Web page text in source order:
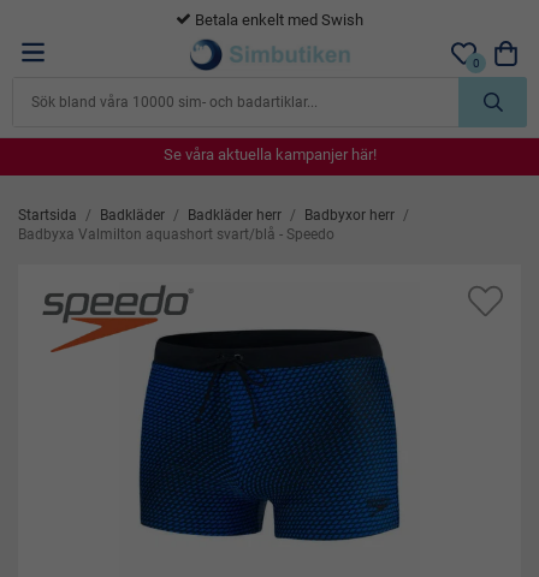
365 dagars öppet köp
0
Se våra aktuella kampanjer här!
Se våra aktuella kampanjer här!
Se våra aktuella kampanjer här!
Se våra aktuella kampanjer här!
Startsida / Badkläder / Badkläder herr / Badbyxor herr /
Badbyxa Valmilton aquashort svart/blå - Speedo